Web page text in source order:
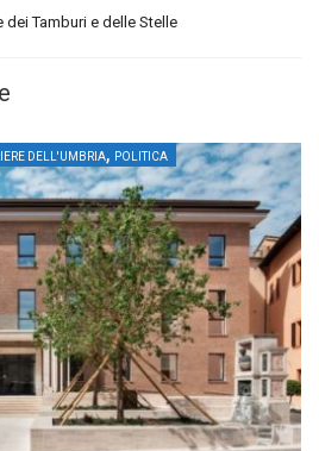
dei Tamburi e delle Stelle
DELL'UMBRIA, POLITICA